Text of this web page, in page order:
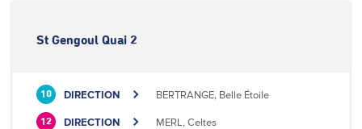
St Gengoul Quai 2
10 DIRECTION BERTRANGE, Belle Étoile
12 DIRECTION MERL, Celtes